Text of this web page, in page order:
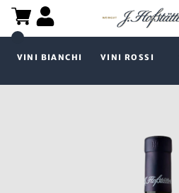
VINI BIANCHI VINI ROSSI